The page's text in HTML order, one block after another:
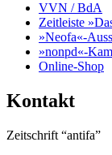
VVN / BdA
Zeitleiste
»Neofa«-
»nonpd«-
Online-Shop
Kontakt
Zeitschrift “antifa”